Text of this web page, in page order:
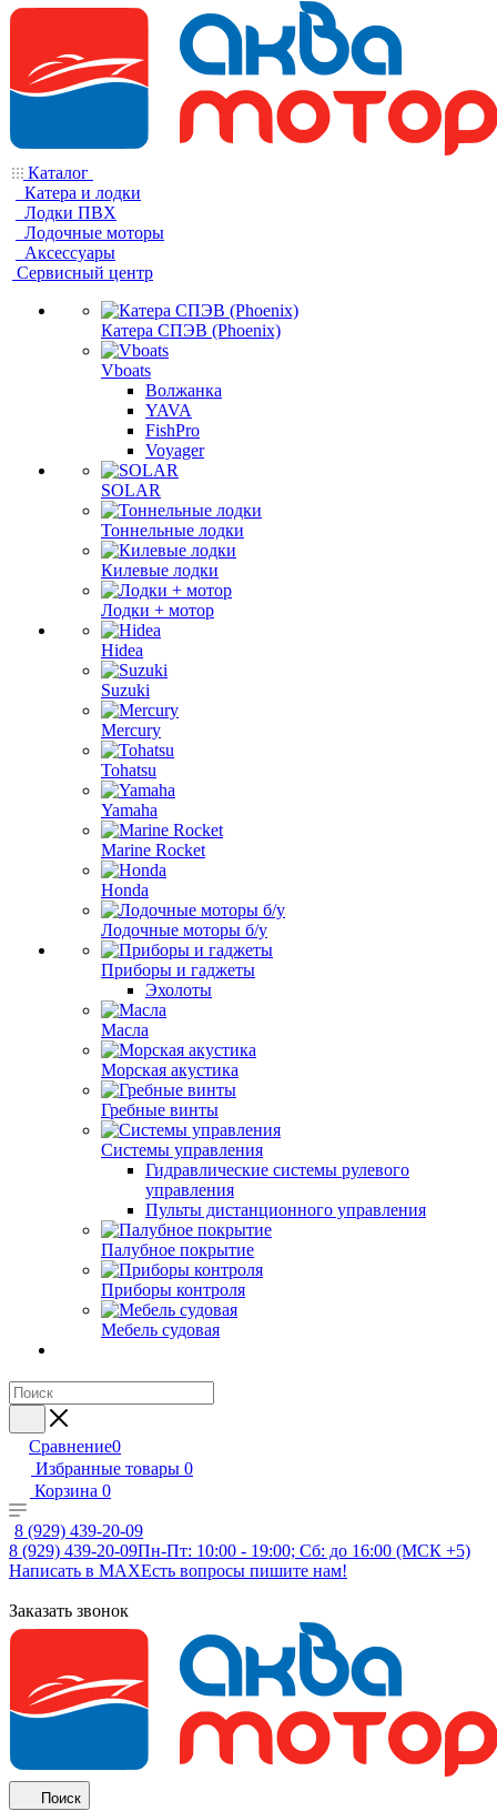
Каталог
Катера и лодки
Лодки ПВХ
Лодочные моторы
Аксессуары
Сервисный центр
Катера СПЭВ (Phoenix)
Vboats
Волжанка
YAVA
FishPro
Voyager
SOLAR
Тоннельные лодки
Килевые лодки
Лодки + мотор
Hidea
Suzuki
Mercury
Tohatsu
Yamaha
Marine Rocket
Honda
Лодочные моторы б/у
Приборы и гаджеты
Эхолоты
Масла
Морская акустика
Гребные винты
Системы управления
Гидравлические системы рулевого
управления
Пульты дистанционного управления
Палубное покрытие
Приборы контроля
Мебель судовая
Сравнение0
Избранные товары 0
Корзина 0
8 (929) 439-20-09
8 (929) 439-20-09Пн-Пт: 10:00 - 19:00; Сб: до 16:00 (МСК +5)
Написать в MAXЕсть вопросы пишите нам!
Заказать звонок
Поиск